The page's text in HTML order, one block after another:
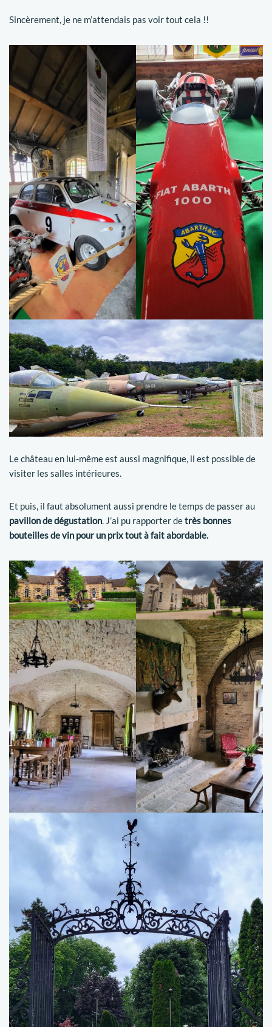
Sincèrement, je ne m’attendais pas voir tout cela !!
Le château en lui-même est aussi magnifique, il est possible de
visiter les salles intérieures.
Et puis, il faut absolument aussi prendre le temps de passer au
pavillon de dégustation. J’ai pu rapporter detrès bonnes
bouteilles de vin pour un prix tout à fait abordable.